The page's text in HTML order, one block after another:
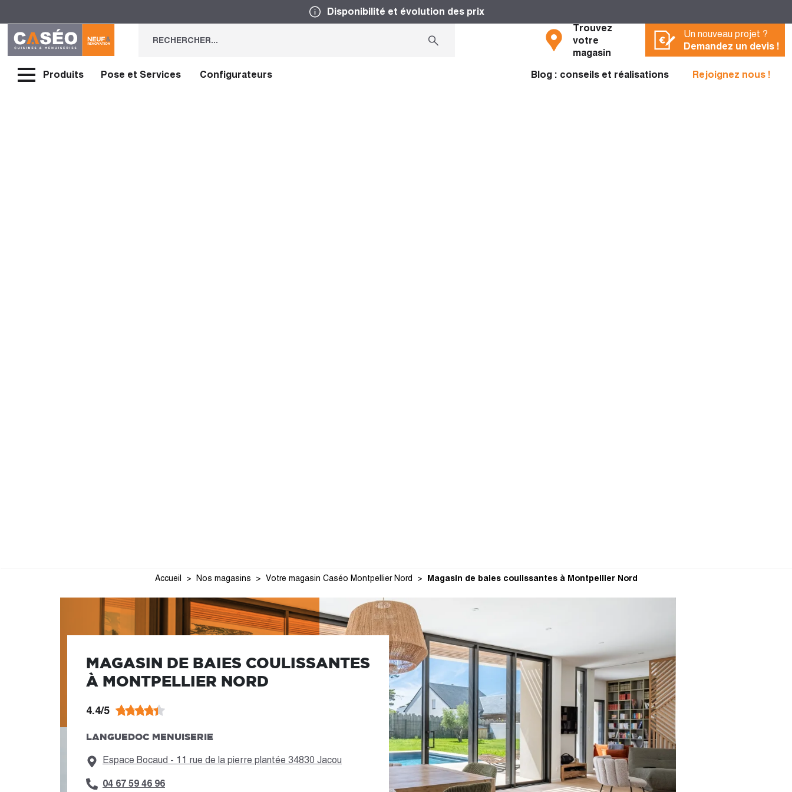
Disponibilité et évolution des prix
Trouvez
votre
magasin
Un nouveau projet ?
Demandez un devis !
Produits Pose et Services Configurateurs Blog : conseils et réalisations Rejoignez nous !
Accueil Nos magasins Votre magasin Caséo Montpellier Nord Magasin de baies coulissantes à Montpellier Nord
MAGASIN DE BAIES COULISSANTES
À MONTPELLIER NORD
4.4/5
LANGUEDOC MENUISERIE
Espace Bocaud - 11 rue de la pierre plantée 34830 Jacou
04 67 59 46 96